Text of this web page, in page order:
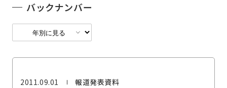
2011.09.01 報道発表資料
バックナンバー